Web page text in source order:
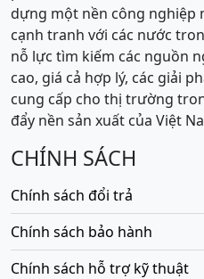
dựng một nền công nghiệp
cạnh tranh với các nước
nỗ lực tìm kiếm các nguồn
cao, giá cả hợp lý, các giải
cung cấp cho thị trường
đẩy nền sản xuất của Việt
CHÍNH SÁCH
Chính sách đổi trả
Chính sách bảo hành
Chính sách hỗ trợ kỹ thuật